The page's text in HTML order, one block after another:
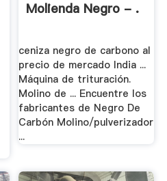
Molienda Negro - .
ceniza negro de carbono al
precio de mercado India ...
Máquina de trituración.
Molino de ... Encuentre los
fabricantes de Negro De
Carbón Molino/pulverizador
...